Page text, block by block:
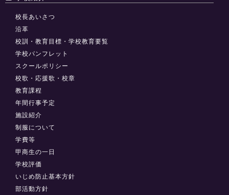
校長あいさつ
沿革
校訓・教育目標・学校教育要覧
学校パンフレット
スクールポリシー
校歌・応援歌・校章
教育課程
年間行事予定
施設紹介
制服について
学費等
甲商生の一日
学校評価
いじめ防止基本方針
部活動方針